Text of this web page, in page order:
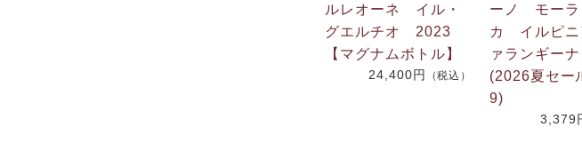
ルレオーネ イル・
グエルチオ 2023
【マグナムボトル】
24,400円 （税込）
ーノ モーラ
カ イルピニ
ァランギー
(2026夏セー
9)
3,379